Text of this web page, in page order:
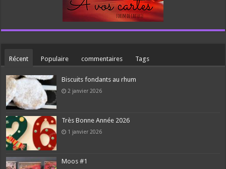
Récent Populaire commentaires Tags
Biscuits fondants au rhum
2 janvier 2026
Très Bonne Année 2026
1 janvier 2026
Moos #1